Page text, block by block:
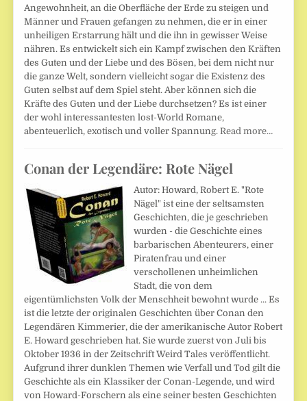
Angewohnheit, an die Oberfläche der Erde zu steigen und
Männer und Frauen gefangen zu nehmen, die er in einer
unheiligen Erstarrung hält und die ihn in gewisser Weise
nähren. Es entwickelt sich ein Kampf zwischen den Kräften
des Guten und der Liebe und des Bösen, bei dem nicht nur
die ganze Welt, sondern vielleicht sogar die Existenz des
Guten selbst auf dem Spiel steht. Aber können sich die
Kräfte des Guten und der Liebe durchsetzen? Es ist einer
der wohl interessantesten lost-World Romane,
abenteuerlich, exotisch und voller Spannung. Read more…
Conan der Legendäre: Rote Nägel
Autor: Howard, Robert E. "Rote
Nägel" ist eine der seltsamsten
Geschichten, die je geschrieben
wurden - die Geschichte eines
barbarischen Abenteurers, einer
Piratenfrau und einer
verschollenen unheimlichen
Stadt, die von dem
eigentümlichsten Volk der Menschheit bewohnt wurde ... Es
ist die letzte der originalen Geschichten über Conan den
Legendären Kimmerier, die der amerikanische Autor Robert
E. Howard geschrieben hat. Sie wurde zuerst von Juli bis
Oktober 1936 in der Zeitschrift Weird Tales veröffentlicht.
Aufgrund ihrer dunklen Themen wie Verfall und Tod gilt die
Geschichte als ein Klassiker der Conan-Legende, und wird
von Howard-Forschern als eine seiner besten Geschichten